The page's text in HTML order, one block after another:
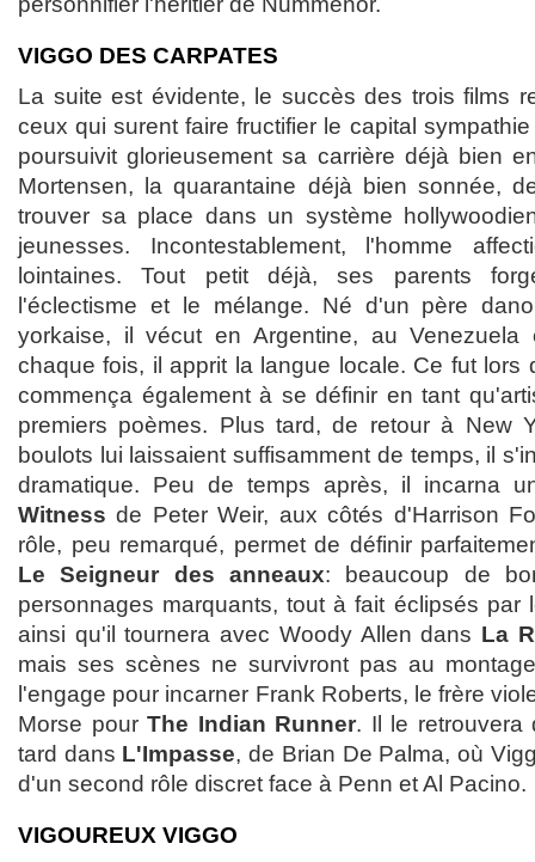
VIGGO DES CARPATES
La suite est évidente, le succès des trois films
ceux qui surent faire fructifier le capital
poursuivit glorieusement sa carrière déjà bien
Mortensen, la quarantaine déjà bien sonnée,
trouver sa place dans un système
jeunesses. Incontestablement, l'homme
lointaines. Tout petit déjà, ses parents
l'éclectisme et le mélange. Né d'un père
yorkaise, il vécut en Argentine, au
chaque fois, il apprit la langue locale. Ce fut lors
commença également à se définir en tant
premiers poèmes. Plus tard, de retour à New
boulots lui laissaient suffisamment de temps, il
dramatique. Peu de temps après, il incarna
Witness de Peter Weir, aux côtés d'Harrison
rôle, peu remarqué, permet de définir
Le Seigneur des anneaux: beaucoup de
personnages marquants, tout à fait éclipsés par
ainsi qu'il tournera avec Woody Allen dans La
mais ses scènes ne survivront pas au
l'engage pour incarner Frank Roberts, le frère
Morse pourThe Indian Runner. Il le retrouvera
tard dans L'Impasse, de Brian De Palma, où
d'un second rôle discret face à Penn et Al Pacino.
VIGOUREUX VIGGO